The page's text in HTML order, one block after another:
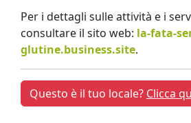
Per i dettagli sulle attività e i
consultare il sito web: la-fata-
glutine.business.site.
Questo è il tuo locale? Clicca